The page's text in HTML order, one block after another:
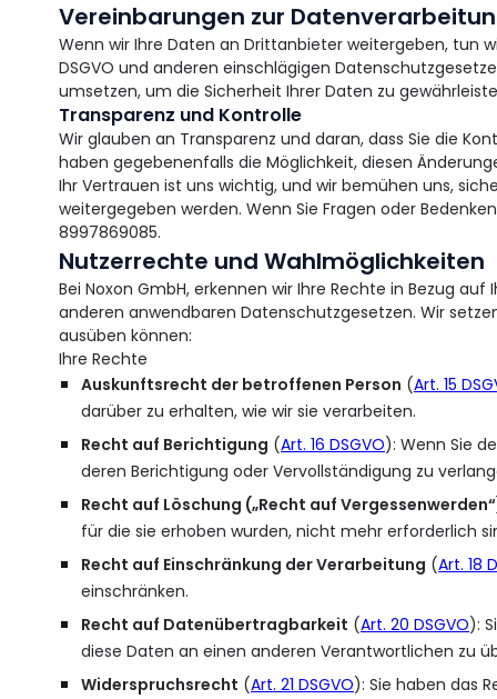
Vereinbarungen zur
Wenn wir Ihre Daten an Drittanbieter weitergeben, tun
DSGVO und anderen einschlägigen
umsetzen, um die Sicherheit Ihrer Daten zu
Transparenz und Kontrolle
Wir glauben an Transparenz und daran, dass Sie die
haben gegebenenfalls die Möglichkeit, diesen
Ihr Vertrauen ist uns wichtig, und wir bemühen uns,
weitergegeben werden. Wenn Sie Fragen oder
8997869085.
Nutzerrechte und Wahlmöglichkeiten
Bei Noxon GmbH, erkennen wir Ihre Rechte in Bezug
anderen anwendbaren Datenschutzgesetzen. Wir
ausüben können:
Ihre Rechte
Auskunftsrecht der betroffenen Person (Art. 15
darüber zu erhalten, wie wir sie verarbeiten.
Recht auf Berichtigung (Art. 16 DSGVO): Wenn Sie
deren Berichtigung oder Vervollständigung zu
Recht auf Löschung („Recht auf
für die sie erhoben wurden, nicht mehr erforderlich
Recht auf Einschränkung der Verarbeitung (Art. 18
einschränken.
Recht auf Datenübertragbarkeit (Art. 20 DSGVO):
diese Daten an einen anderen Verantwortlichen zu
Widerspruchsrecht (Art. 21 DSGVO): Sie haben das